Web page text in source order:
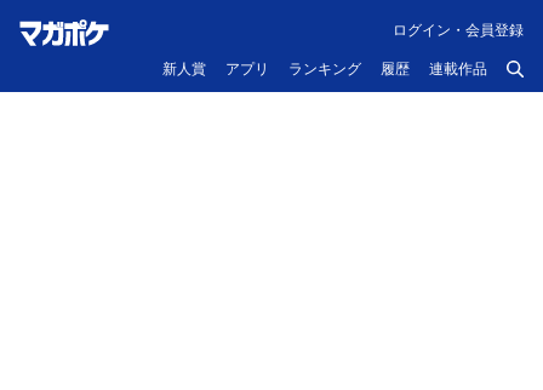
新人賞 アプリ ランキング 履歴 連載作品
ログイン・会員登録